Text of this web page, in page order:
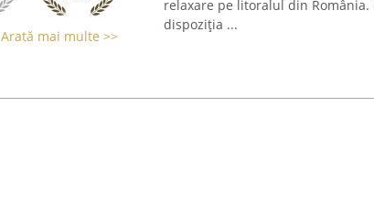
Arată mai multe >>
relaxare pe litoralul din
dispoziția ...